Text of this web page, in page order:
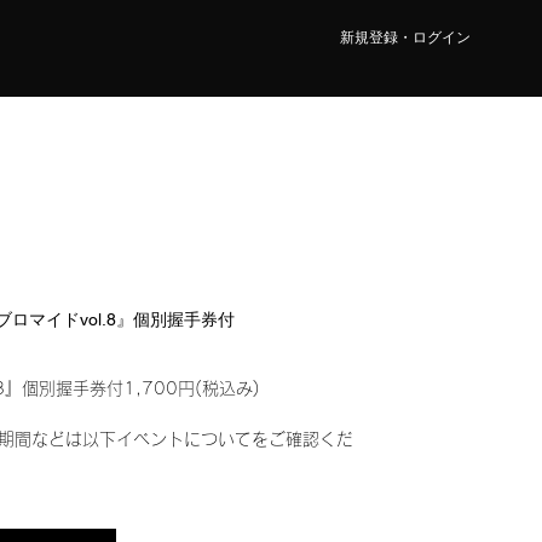
新規登録・ログイン
ロマイドvol.8』個別握手券付
』個別握手券付1,700円(税込み)
間などは以下イベントについてをご確認くだ